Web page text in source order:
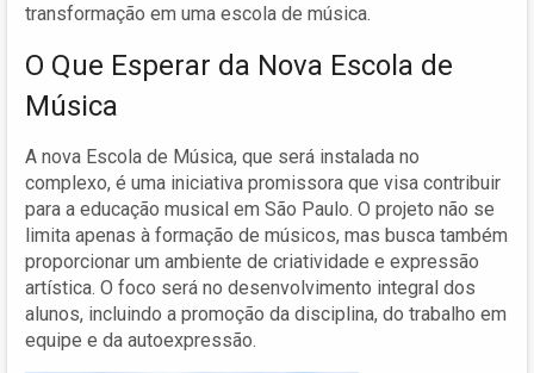
transformação em uma escola de música.
O Que Esperar da Nova Escola de
Música
A nova Escola de Música, que será instalada no
complexo, é uma iniciativa promissora que visa contribuir
para a educação musical em São Paulo. O projeto não se
limita apenas à formação de músicos, mas busca também
proporcionar um ambiente de criatividade e expressão
artística. O foco será no desenvolvimento integral dos
alunos, incluindo a promoção da disciplina, do trabalho em
equipe e da autoexpressão.